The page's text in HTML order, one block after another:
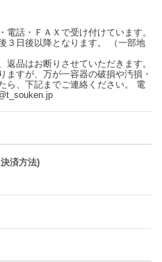
電話・ＦＡＸで受け付けています。
３日後以降となります。 （一部地
返品はお断りさせていただきます。
ますが、万が一容器の破損や汚損・
ら、下記までご連絡ください。 電
済方法)